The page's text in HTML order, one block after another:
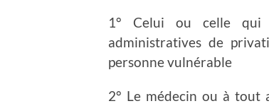
1° Celui ou celle qui
administratives de
personne vulnérable
2° Le médecin ou à tout